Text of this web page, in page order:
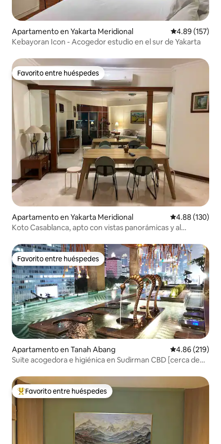
Apartamento en Yakarta Meridional Calificación
4.89 (157)
Kebayoran Icon - Acogedor estudio en el sur de Yakarta
Favorito entre huéspedes
Favorito entre huéspedes
Apartamento en Yakarta Meridional Calificación
4.88 (130)
Koto Casablanca, apto con vistas panorámicas y al
Favorito entre huéspedes
Favorito entre huéspedes
Apartamento en Tanah Abang Calificación
4.86 (219)
Suite acogedora e higiénica en Sudirman CBD [cerca de
Favorito entre huéspedes preferido
Favorito entre huéspedes